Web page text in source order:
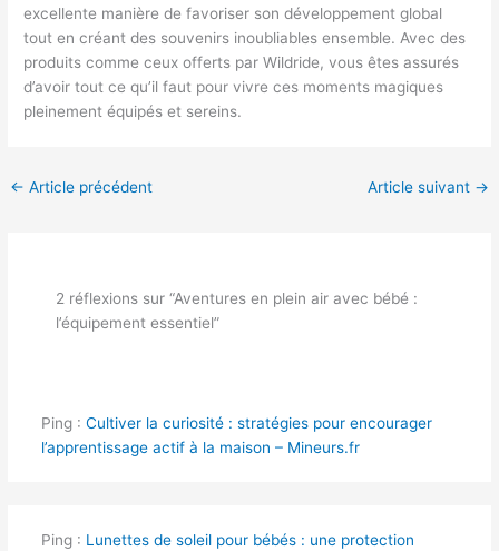
excellente manière de favoriser son développement global
tout en créant des souvenirs inoubliables ensemble. Avec des
produits comme ceux offerts par Wildride, vous êtes assurés
d’avoir tout ce qu’il faut pour vivre ces moments magiques
pleinement équipés et sereins.
← Article précédent Article suivant →
2 réflexions sur “Aventures en plein air avec bébé :
l’équipement essentiel”
Ping : Cultiver la curiosité : stratégies pour encourager
l’apprentissage actif à la maison – Mineurs.fr
Ping : Lunettes de soleil pour bébés : une protection